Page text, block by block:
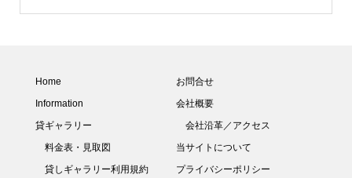
Home
Information
貸ギャラリー
料金表・見取図
貸しギャラリー利用規約
お問合せ
会社概要
会社沿革／アクセス
当サイトについて
プライバシーポリシー